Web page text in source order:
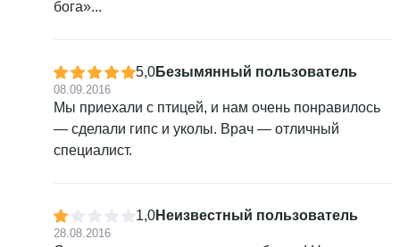
бога»...
5,0Безымянный пользователь
08.09.2016
Мы приехали с птицей, и нам очень понравилось
— сделали гипс и уколы. Врач — отличный
специалист.
1,0Неизвестный пользователь
28.08.2016